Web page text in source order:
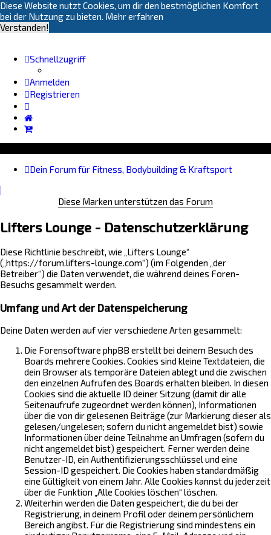
Diese Website nutzt Cookies, um dir den bestmöglichen Komfort
bei der Nutzung zu bieten. Mehr erfahren
Verstanden!
Schnellzugriff
Anmelden
Registrieren
Dein Forum für Fitness, Bodybuilding & Kraftsport
Diese Marken unterstützen das Forum
Lifters Lounge - Datenschutzerklärung
Diese Richtlinie beschreibt, wie „Lifters Lounge“
(„https://forum.lifters-lounge.com“) (im Folgenden „der
Betreiber“) die Daten verwendet, die während deines Foren-
Besuchs gesammelt werden.
Umfang und Art der Datenspeicherung
Deine Daten werden auf vier verschiedene Arten gesammelt:
Die Forensoftware phpBB erstellt bei deinem Besuch des
Boards mehrere Cookies. Cookies sind kleine Textdateien, die
dein Browser als temporäre Dateien ablegt und die zwischen
den einzelnen Aufrufen des Boards erhalten bleiben. In diesen
Cookies sind die aktuelle ID deiner Sitzung (damit dir alle
Seitenaufrufe zugeordnet werden können), Informationen
über die von dir gelesenen Beiträge (zur Markierung dieser als
gelesen/ungelesen; sofern du nicht angemeldet bist) sowie
Informationen über deine Teilnahme an Umfragen (sofern du
nicht angemeldet bist) gespeichert. Ferner werden deine
Benutzer-ID, ein Authentifizierungsschlüssel und eine
Session-ID gespeichert. Die Cookies haben standardmäßig
eine Gültigkeit von einem Jahr. Alle Cookies kannst du jederzeit
über die Funktion „Alle Cookies löschen“ löschen.
Weiterhin werden die Daten gespeichert, die du bei der
Registrierung, in deinem Profil oder deinem persönlichem
Bereich angibst. Für die Registrierung sind mindestens ein